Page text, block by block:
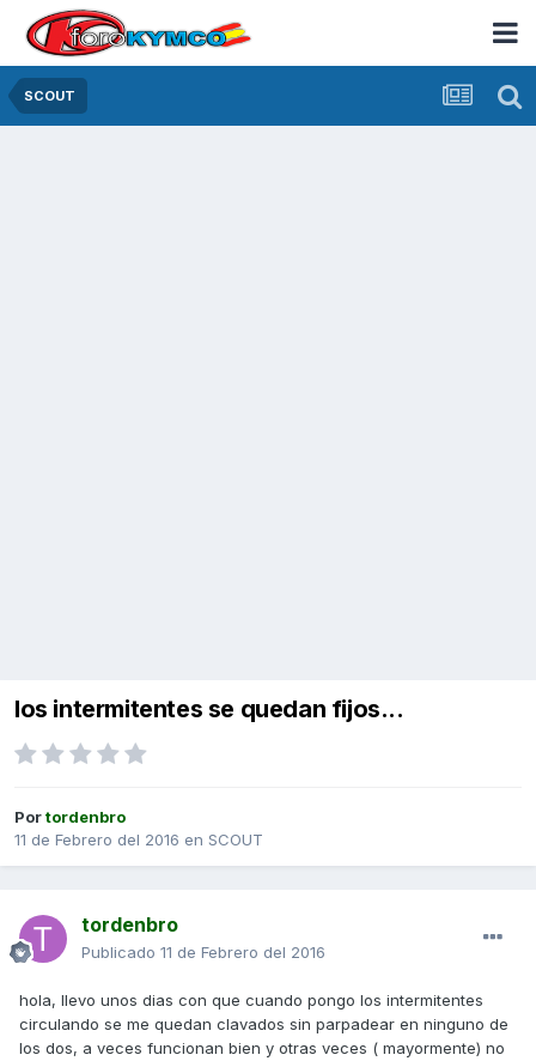
SCOUT
los intermitentes se quedan fijos...
Portordenbro
11 de Febrero del 2016 en SCOUT
tordenbro
Publicado 11 de Febrero del 2016
hola, llevo unos dias con que cuando pongo los intermitentes
circulando se me quedan clavados sin parpadear en ninguno de
los dos, a veces funcionan bien y otras veces ( mayormente) no